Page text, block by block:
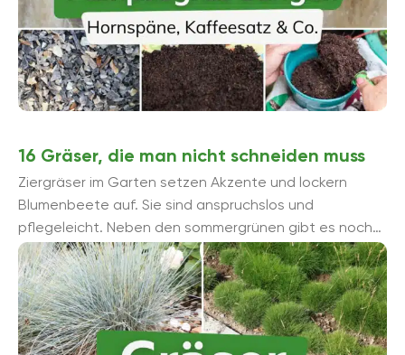
16 Gräser, die man nicht schneiden muss
Ziergräser im Garten setzen Akzente und lockern
Blumenbeete auf. Sie sind anspruchslos und
pflegeleicht. Neben den sommergrünen gibt es noch
wintergrüne Arten. Letztere Gräser muss man ...